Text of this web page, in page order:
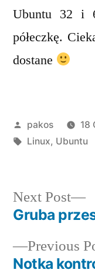
Ubuntu 32 i
półeczkę.
dostane
Posted
by
pakos 18
Tags:
Linux, Ubuntu
Post
Previous
Notka
Next Post
Gruba